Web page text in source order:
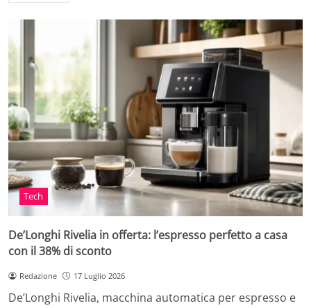
Tech
De’Longhi Rivelia in offerta: l’espresso perfetto a casa
con il 38% di sconto
Redazione 17 Luglio 2026
De’Longhi Rivelia, macchina automatica per espresso e